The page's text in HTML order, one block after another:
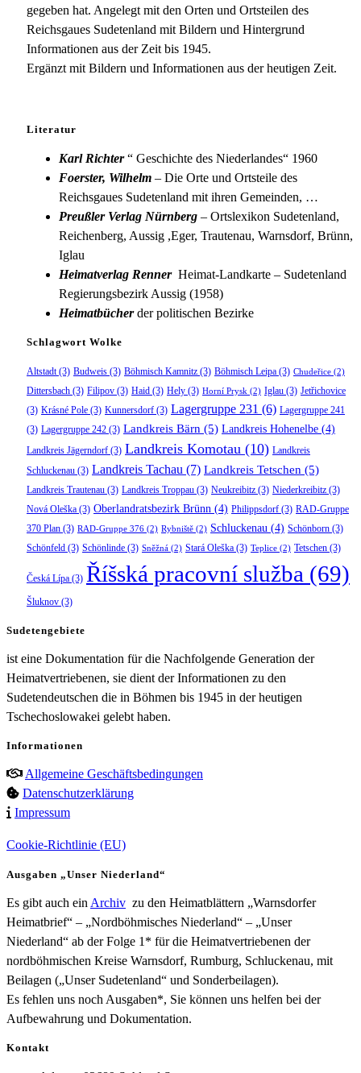
gegeben hat. Angelegt mit den Orten und Ortsteilen des
Reichsgaues Sudetenland mit Bildern und Hintergrund
Informationen aus der Zeit bis 1945.
Ergänzt mit Bildern und Informationen aus der heutigen Zeit.
Literatur
Karl Richter“ Geschichte des Niederlandes“ 1960
Foerster, Wilhelm – Die Orte und Ortsteile des
Reichsgaues Sudetenland mit ihren Gemeinden, …
Preußler Verlag Nürnberg – Ortslexikon Sudetenland,
Reichenberg, Aussig ,Eger, Trautenau, Warnsdorf, Brünn,
Iglau
Heimatverlag Renner Heimat-Landkarte – Sudetenland
Regierungsbezirk Aussig (1958)
Heimatbücherder politischen Bezirke
Schlagwort Wolke
Altstadt(3) Budweis (3) Böhmisch Kamnitz (3) Böhmisch Leipa (3) Chudeřice (2)
Dittersbach (3) Filipov (3) Haid (3) Hely (3) Horní Prysk (2) Iglau (3) Jetřichovice
(3) Krásné Pole (3) Kunnersdorf (3) Lagergruppe 231 (6) Lagergruppe 241
(3) Lagergruppe 242 (3) Landkreis Bärn (5) Landkreis Hohenelbe (4)
Landkreis Jägerndorf (3) Landkreis Komotau (10) Landkreis
Schluckenau (3) Landkreis Tachau (7) Landkreis Tetschen (5)
Landkreis Trautenau (3) Landkreis Troppau (3) Neukreibitz (3) Niederkreibitz (3)
Nová Oleška (3) Oberlandratsbezirk Brünn (4) Philippsdorf (3) RAD-Gruppe
370 Plan (3) RAD-Gruppe 376 (2) Rybniště (2) Schluckenau (4) Schönborn (3)
Schönfeld (3) Schönlinde (3) Sněžná (2) Stará Oleška (3) Teplice (2) Tetschen (3)
Česká Lípa (3) Říšská pracovní služba (69)
Šluknov (3)
Sudetengebiete
ist eine Dokumentation für die Nachfolgende Generation der
Heimatvertriebenen, sie dient der Informationen zu den
Sudetendeutschen die in Böhmen bis 1945 in der heutigen
Tschechoslowakei gelebt haben.
Informationen
Allgemeine Geschäftsbedingungen
Datenschutzerklärung
Impressum
Cookie-Richtlinie (EU)
Ausgaben „Unser Niederland“
Es gibt auch ein Archiv zu den Heimatblättern „Warnsdorfer
Heimatbrief“ – „Nordböhmisches Niederland“ – „Unser
Niederland“ ab der Folge 1* für die Heimatvertriebenen der
nordböhmischen Kreise Warnsdorf, Rumburg, Schluckenau, mit
Beilagen („Unser Sudetenland“ und Sonderbeilagen).
Es fehlen uns noch Ausgaben*, Sie können uns helfen bei der
Aufbewahrung und Dokumentation.
Kontakt